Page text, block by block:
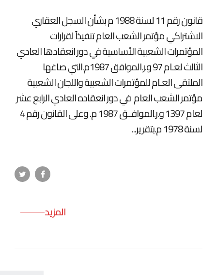
قانون رقم 11 لسنة 1988 م بشأن السجل العقاري
الاشتراكي مؤتمر الشعب العام تنفيذاً لقرارات
المؤتمرات الشعبية الأساسية في دور انعقادها العادي
الثالث لعـام 97 و.ر.الموافق 1987م.التي صاغها
الملتقى العـام للمؤتمرات الشعبية واللجان الشعبية
مؤتمر الشعب العام في دور انعقاده العادي الرابع عشر
لعام 1397 و.ر.الموافــق 1987 م. وعلى القانون رقم 4
لسنة 1978 م.بتقرير...
المزيد